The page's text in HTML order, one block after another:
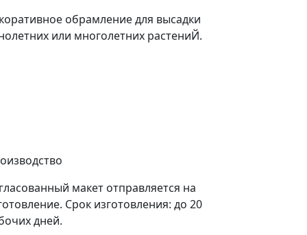
обрамление для высадки
или многолетних растениЙ.
макет отправляется на
Срок изготовления: до 20
дней.